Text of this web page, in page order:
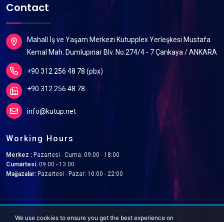
Contact
Mahall İş ve Yaşam Merkezi Kutupplex Yerleşkesi Mustafa
Kemal Mah. Dumlupınar Blv. No:274/4 - 7 Çankaya / ANKARA
+90 312 256 48 78 (pbx)
+90 312 256 48 78
info@kutup.net
Working Hours
Merkez : Pazartesi - Cuma: 09:00 - 18:00
Cumartesi: 09:00 - 13:00
Mağazalar: Pazartesi - Pazar: 10:00 - 22:00
We use cookies to ensure you get the best experience on